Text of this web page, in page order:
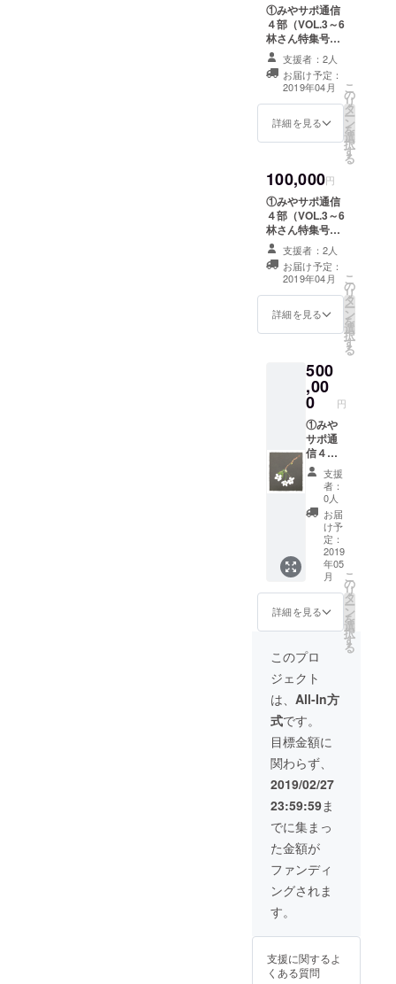
①みやサポ通信
４部（VOL.3～6
林さん特集号含
む） ②オリジナ
ルストラップ
支援者：2人
お届け予定：
2019年04月
詳細を見る
こ
の
リ
タ
ー
ン
を
選
択
す
る
100,000円
①みやサポ通信
４部（VOL.3～6
林さん特集号含
む） ②オリジナ
ルシール ③オリ
ジナルストラッ
支援者：2人
お届け予定：
2019年04月
詳細を見る
こ
の
リ
タ
ー
ン
を
選
択
す
る
500
,00
0 円
①みや
サポ通
信４部
（VOL.
3～6 林
さん特
集号含
む） ②
オリジ
ナル
シール
③オリ
ジナル
スト
ラップ
④代表
中島が
感謝を
込めて
描いた
絵画
支援
者：
0人
お届
け予
定：
2019
年05
月
詳細を見る
こ
の
リ
タ
ー
ン
を
選
択
す
る
このプロ
ジェクト
は、 All-In方
式です。
目標金額に
関わらず、
2019/02/27
23:59:59ま
でに集まっ
た金額が
ファンディ
ングされま
す。
支援に関するよ
くある質問